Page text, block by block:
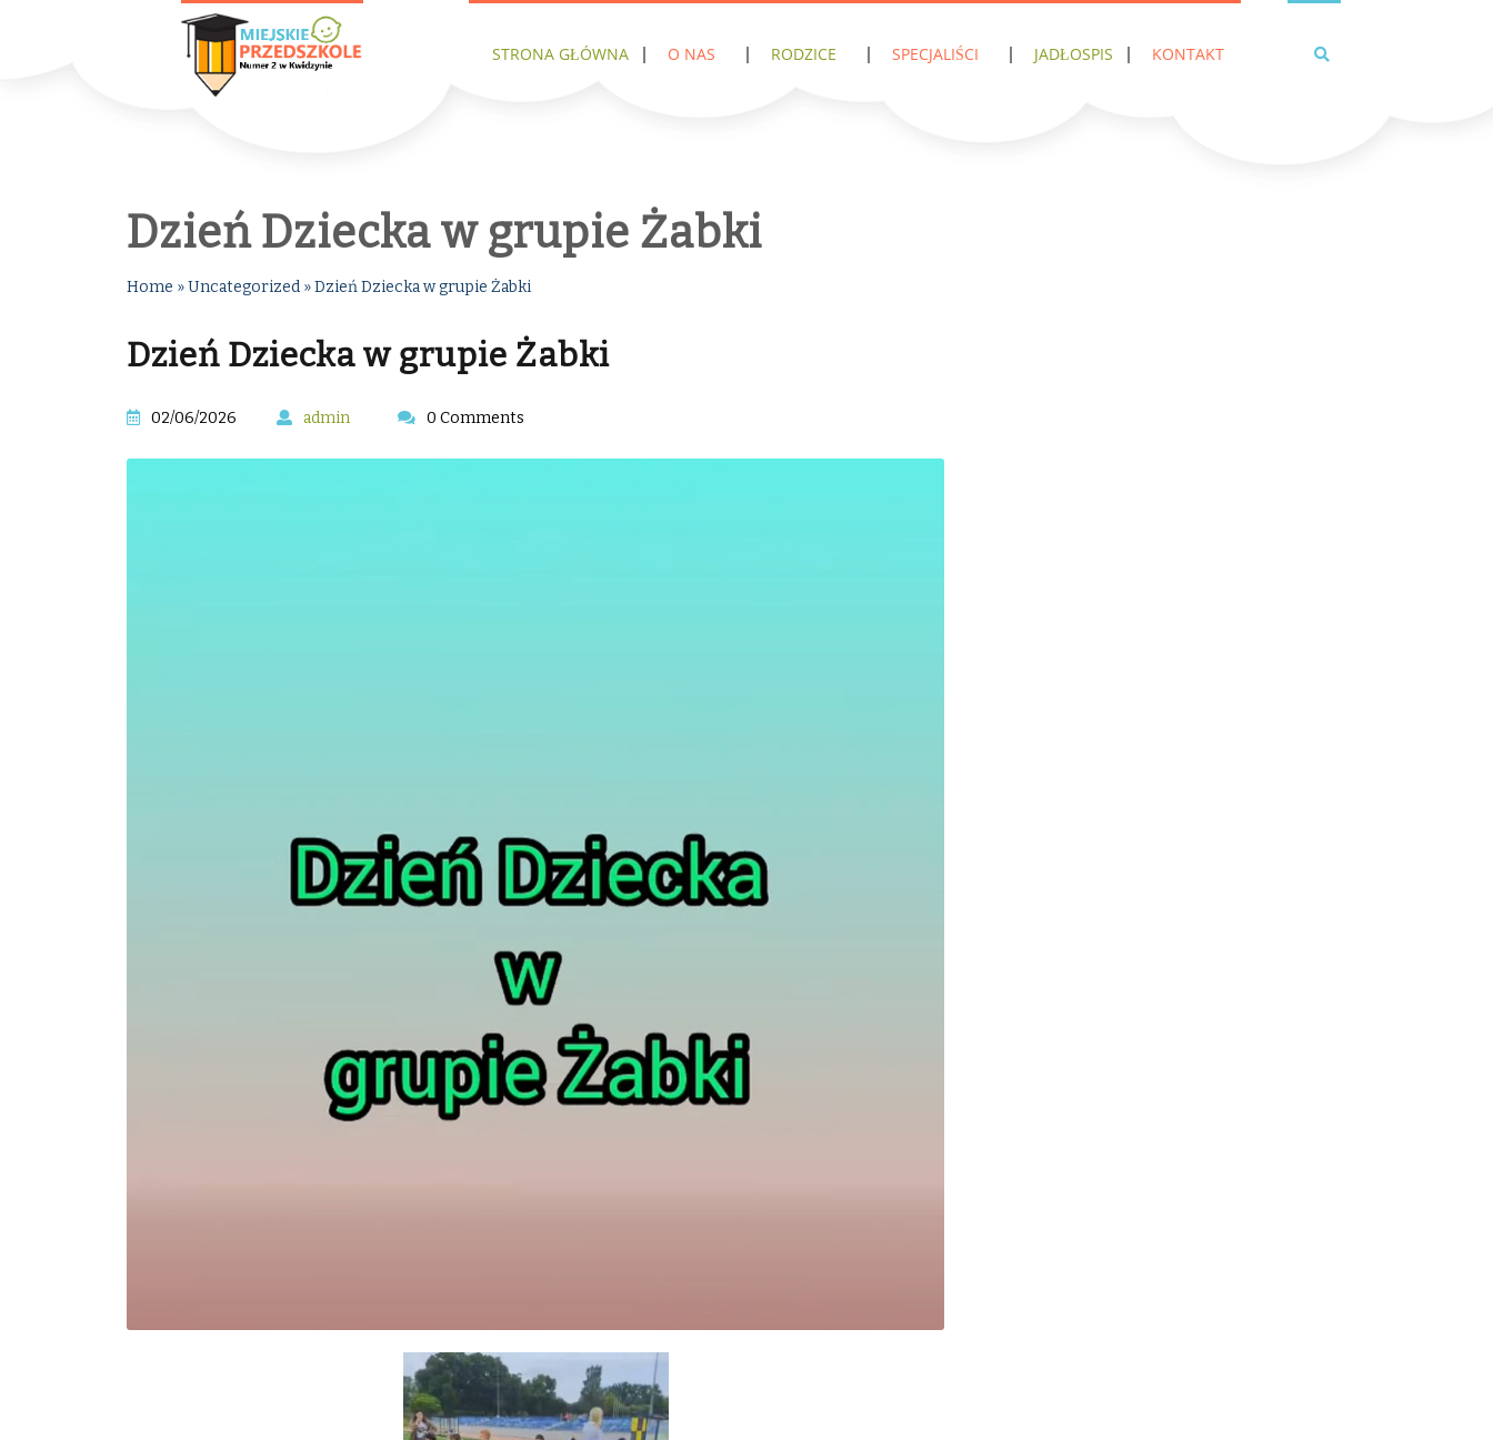
STRONA GŁÓWNA O NAS RODZICE SPECJALIŚCI JADŁOSPIS KONTAKT
Dzień Dziecka w grupie Żabki
Home »Uncategorized »Dzień Dziecka w grupie Żabki
Dzień Dziecka w grupie Żabki
02/06/2026 admin 0 Comments